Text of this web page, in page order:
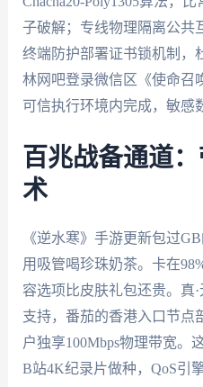
子破解；专线物理隔离公共
终端防护部署证书锁机制，
林网吧登录微信区《使命召
可信执行环境内完成，敏感
百兆战备通道
术
《逆水寒》手游更新包过
用吸管喝珍珠奶茶。卡在
容选项比皮肤礼包还贵。真
支持，番茄的香港入口节点
户独享100Mbps物理带宽。
B站4K纪录片做种，QoS引